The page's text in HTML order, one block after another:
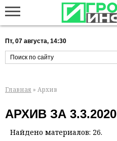
Пт, 07 августа, 14:30
Главная » Архив
АРХИВ ЗА 3.3.2020
Найдено материалов: 26.